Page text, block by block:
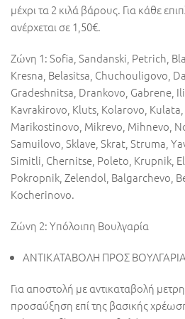
μέχρι τα 2 κιλά βάρους. Για κάθε
ανέρχεται σε 1,50€.
Ζώνη 1: Sofia, Sandanski, Petrich,
Kresna, Belasitsa, Chuchouligovo,
Gradeshnitsa, Drankovo, Gabrene,
Kavrakirovo, Kluts, Kolarovo,
Marikostinovo, Mikrevo, Mihnevo,
Samuilovo, Sklave, Skrat, Struma,
Simitli, Chernitse, Poleto, Krupnik,
Pokropnik, Zelendol, Balgarchevo,
Kocherinovo.
Ζώνη 2: Υπόλοιπη Βουλγαρία
ΑΝΤΙΚΑΤΑΒΟΛΗ ΠΡΟΣ ΒΟΥΛΓΑΡΙΑ
Για αποστολή με αντικαταβολή
προσαύξηση επί της βασικής